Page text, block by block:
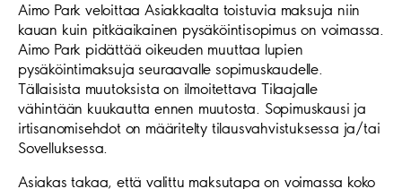
Aimo Park veloittaa Asiakkaalta toistuvia maksuja niin
kauan kuin pitkäaikainen pysäköintisopimus on voimassa.
Aimo Park pidättää oikeuden muuttaa lupien
pysäköintimaksuja seuraavalle sopimuskaudelle.
Tällaisista muutoksista on ilmoitettava Tilaajalle
vähintään kuukautta ennen muutosta. Sopimuskausi ja
irtisanomisehdot on määritelty tilausvahvistuksessa ja/tai
Sovelluksessa.
Asiakas takaa, että valittu maksutapa on voimassa koko